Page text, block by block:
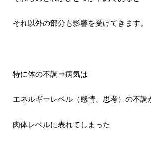
それ以外の部分も影響を受けてきます。
特に体の不調⇒病気は
エネルギーレベル（感情、思考）の不調
肉体レベルに表れてしまった